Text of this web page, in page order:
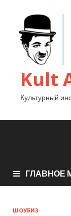
Kult
Культурный
ГЛАВНОЕ
ШОУБИЗ